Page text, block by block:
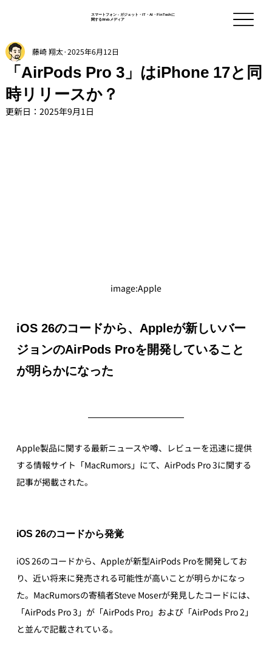
スマートフォン - ガジェット・IT・AI・FinTechに
関するWebメディア
「AirPods Pro 3」はiPhone 17と同
時リリースか？
藤崎 翔太 2025年6月12日
更新日： 2025年9月1日
image:Apple
iOS 26のコードから、Appleが新しいバー
ジョンのAirPods Proを開発していること
が明らかになった
Apple製品に関する最新ニュースや噂、レビューを迅速に提供
する情報サイト「MacRumors」にて、AirPods Pro 3に関する
記事が掲載された。
iOS 26のコードから発覚
iOS 26のコードから、Appleが新型AirPods Proを開発してお
り、近い将来に発売される可能性が高いことが明らかになっ
た。MacRumorsの寄稿者Steve Moserが発見したコードには、
「AirPods Pro 3」が「AirPods Pro」および「AirPods Pro 2」
と並んで記載されている。